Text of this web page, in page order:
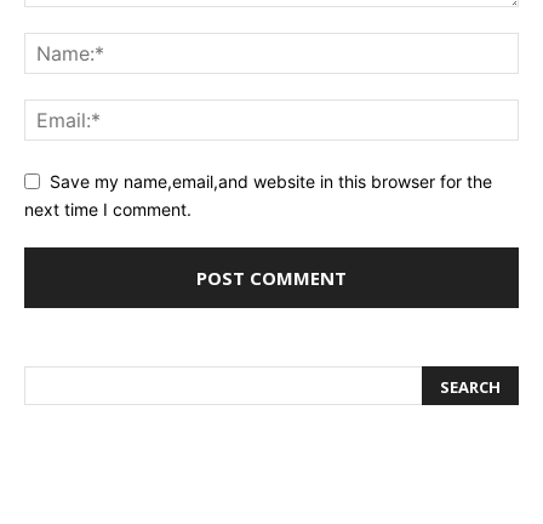
Save my name,email,and website in this browser for the
next time I comment.